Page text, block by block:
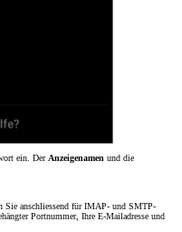
ein. Der Anzeigenamen und die
Sie anschliessend für IMAP- und SMTP-
Portnummer, Ihre E-Mailadresse und